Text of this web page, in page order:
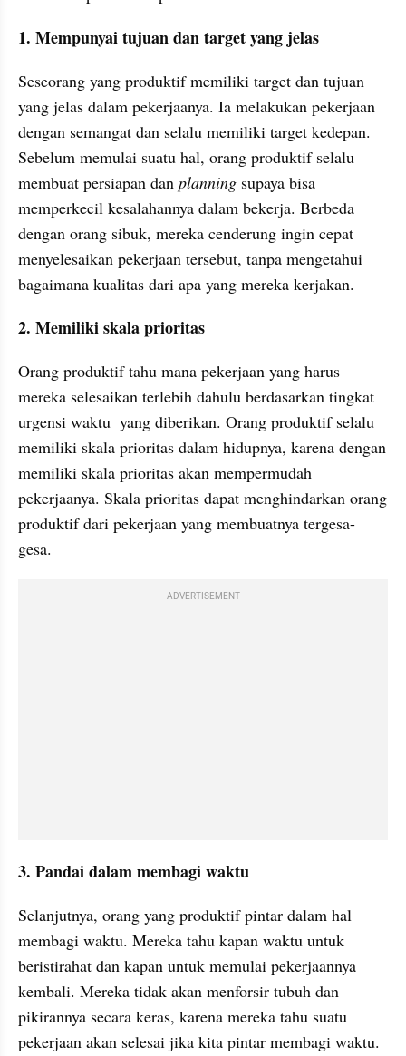
1. Mempunyai tujuan dan target yang jelas
Seseorang yang produktif memiliki target dan tujuan
yang jelas dalam pekerjaanya. Ia melakukan pekerjaan
dengan semangat dan selalu memiliki target kedepan.
Sebelum memulai suatu hal, orang produktif selalu
membuat persiapan dan planning supaya bisa
memperkecil kesalahannya dalam bekerja. Berbeda
dengan orang sibuk, mereka cenderung ingin cepat
menyelesaikan pekerjaan tersebut, tanpa mengetahui
bagaimana kualitas dari apa yang mereka kerjakan.
2. Memiliki skala prioritas
Orang produktif tahu mana pekerjaan yang harus
mereka selesaikan terlebih dahulu berdasarkan tingkat
urgensi waktu  yang diberikan. Orang produktif selalu
memiliki skala prioritas dalam hidupnya, karena dengan
memiliki skala prioritas akan mempermudah
pekerjaanya. Skala prioritas dapat menghindarkan orang
produktif dari pekerjaan yang membuatnya tergesa-
gesa.
ADVERTISEMENT
3. Pandai dalam membagi waktu
Selanjutnya, orang yang produktif pintar dalam hal
membagi waktu. Mereka tahu kapan waktu untuk
beristirahat dan kapan untuk memulai pekerjaannya
kembali. Mereka tidak akan menforsir tubuh dan
pikirannya secara keras, karena mereka tahu suatu
pekerjaan akan selesai jika kita pintar membagi waktu.